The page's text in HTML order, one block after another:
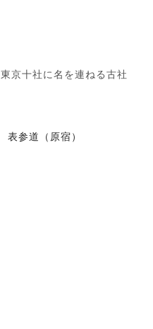
東京十社に名を連ねる古社
表参道（原宿）